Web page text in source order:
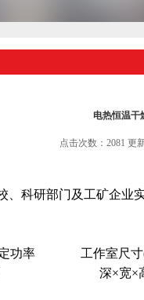
电热恒温干
点击次数：2081 更
、科研部门及工矿企业
功率
工作室尺
深×宽×